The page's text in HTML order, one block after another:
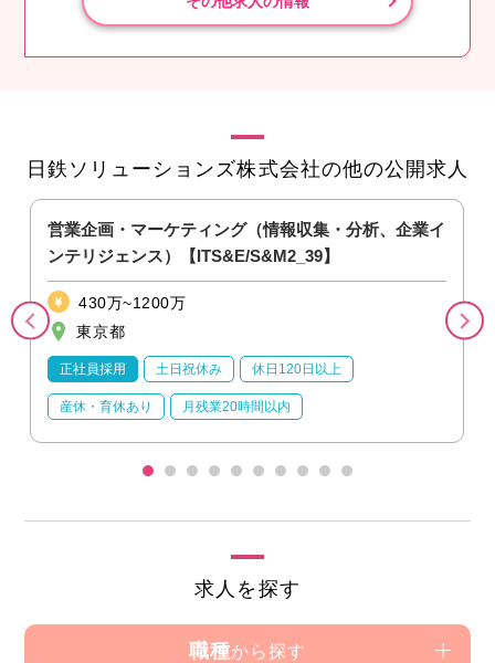
日鉄ソリューションズ株式会社の他の公開求人
営業企画・マーケティング（情報収集・分析、企業イ
ンテリジェンス）【ITS&E/S&M2_39】
430万~1200万
東京都
正社員採用 土日祝休み 休日120日以上
産休・育休あり 月残業20時間以内
求人を探す
職種から探す